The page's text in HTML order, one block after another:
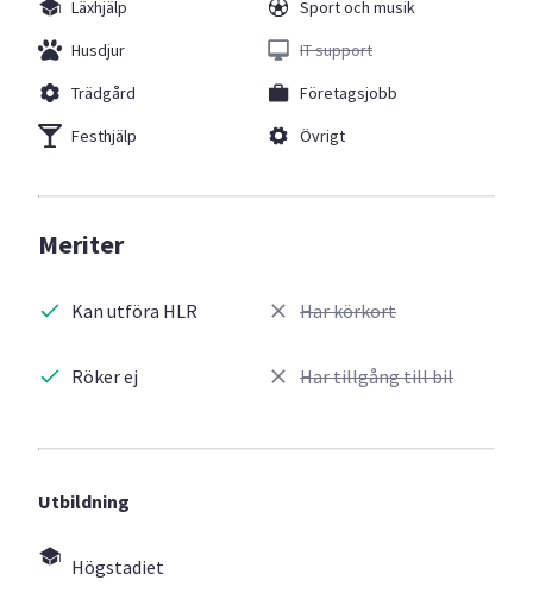
Läxhjälp
Husdjur
Trädgård
Festhjälp
Sport och musik
IT support
Företagsjobb
Övrigt
Meriter
Kan utföra HLR
Röker ej
Har körkort
Har tillgång till bil
Utbildning
Högstadiet